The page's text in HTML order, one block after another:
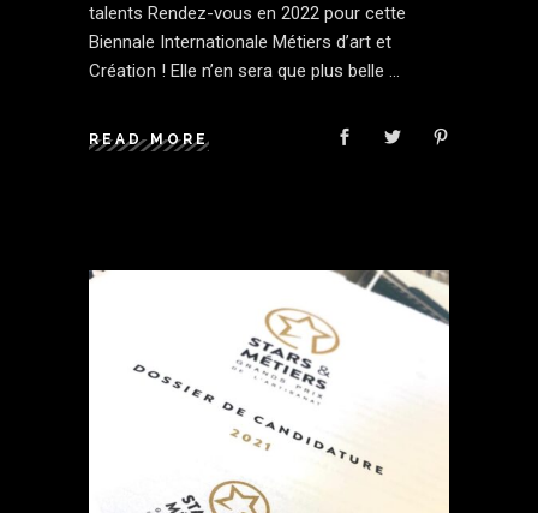
talents Rendez-vous en 2022 pour cette
Biennale Internationale Métiers d’art et
Création ! Elle n’en sera que plus belle
READ MORE